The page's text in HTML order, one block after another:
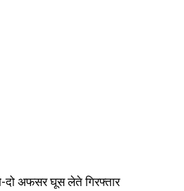
दो अफसर घूस लेते गिरफ्तार